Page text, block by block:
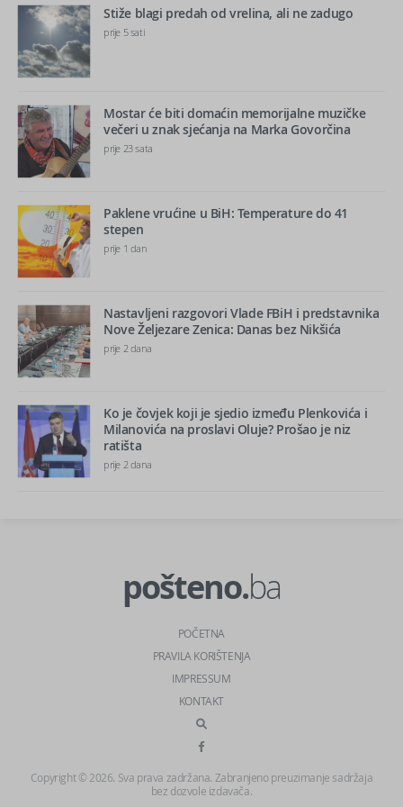
Stiže blagi predah od vrelina, ali ne zadugo
prije 5 sati
Mostar će biti domaćin memorijalne muzičke
večeri u znak sjećanja na Marka Govorčina
prije 23 sata
Paklene vrućine u BiH: Temperature do 41
stepen
prije 1 dan
Nastavljeni razgovori Vlade FBiH i predstavnika
Nove Željezare Zenica: Danas bez Nikšića
prije 2 dana
Ko je čovjek koji je sjedio između Plenkovića i
Milanovića na proslavi Oluje? Prošao je niz
ratišta
prije 2 dana
pošteno.ba
POČETNA
PRAVILA KORIŠTENJA
IMPRESSUM
KONTAKT
Copyright © 2026. Sva prava zadržana. Zabranjeno preuzimanje sadržaja
bez dozvole izdavača.